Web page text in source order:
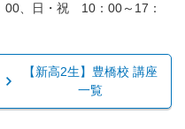
00、日・祝 10：00～17：
【新高2生】豊橋校 講座
一覧